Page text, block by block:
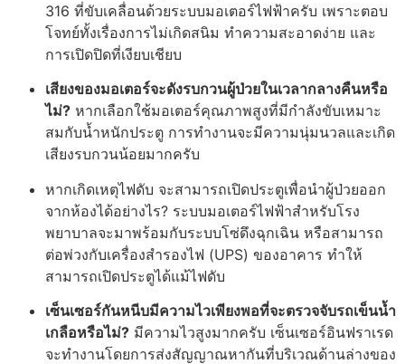
316 ที่ขับเคลื่อนด้วยระบบมอเตอร์ไฟฟ้าครับ เพราะตอบ
โจทย์ทั้งเรื่องการไม่เกิดสนิม ทำความสะอาดง่าย และ
การเปิดปิดที่เงียบเชียบ
เสียงของมอเตอร์จะดังรบกวนผู้ป่วยในเวลากลางคืนหรือ
ไม่? หากเลือกใช้มอเตอร์คุณภาพสูงที่มีกำลังขับเหมาะ
สมกับน้ำหนักประตู การทำงานจะมีความนุ่มนวลและเกิด
เสียงรบกวนน้อยมากครับ
หากเกิดเหตุไฟดับ จะสามารถเปิดประตูเพื่อนำผู้ป่วยออก
จากห้องได้อย่างไร? ระบบมอเตอร์ไฟฟ้าสำหรับโรง
พยาบาลจะมาพร้อมกับระบบโซ่ดึงฉุกเฉิน หรือสามารถ
ต่อพ่วงกับเครื่องสำรองไฟ (UPS) ของอาคาร ทำให้
สามารถเปิดประตูได้แม้ไฟดับ
เซ็นเซอร์กันหนีบมีความไวเพียงพอที่จะตรวจจับรถเข็นน้ำ
เกลือหรือไม่? มีความไวสูงมากครับ เซ็นเซอร์อินฟราเรด
จะทำงานโดยการส่งสัญญาณหากันที่บริเวณด้านล่างของ